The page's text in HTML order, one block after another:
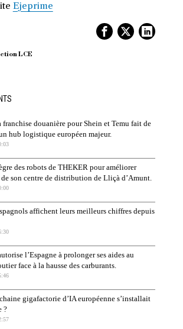
Ejeprime
LCE
franchise douanière pour Shein et Temu fait de
hub logistique européen majeur.
des robots de THEKER pour améliorer
son centre de distribution de Lliçà d’Amunt.
affichent leurs meilleurs chiffres depuis
l’Espagne à prolonger ses aides au
face à la hausse des carburants.
gigafactorie d’IA européenne s’installait
?